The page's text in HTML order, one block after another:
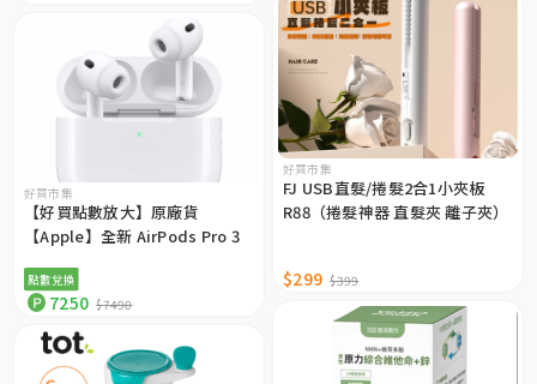
好買市集
FJ USB直髮/捲髮2合1小夾板
R88（捲髮神器 直髮夾 離子夾）
$299 $399
好買市集
【好買點數放大】原廠貨
【Apple】全新 AirPods Pro 3
點數兌換
7250 $7490